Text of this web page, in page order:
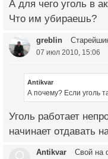
А для чего уголь в
Что им убираешь?
greblin
07 июл 2010, 15:06
Antikvar
А почему? Если уголь
Уголь работает
начинает отдавать
Antikvar Свой на